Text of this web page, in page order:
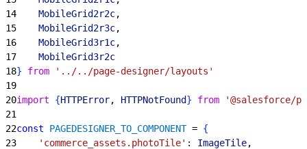
14
    MobileGrid2r2c
,
15
    MobileGrid2r3c
,
16
    MobileGrid3r1c
,
17
    MobileGrid3r2c
18} from '../../page-designer/layouts'
19
20import {HTTPError, HTTPNotFound} from '@salesforce/
21
22const PAGEDESIGNER_TO_COMPONENT = {
23
    'commerce_assets.photoTile'
: ImageTile,